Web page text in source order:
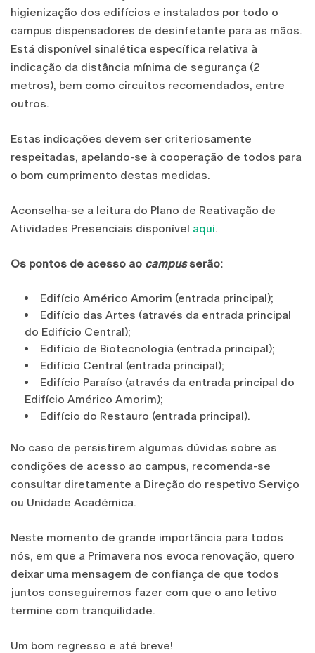
higienização dos edifícios e instalados por todo o
campus dispensadores de desinfetante para as mãos.
Está disponível sinalética específica relativa à
indicação da distância mínima de segurança (2
metros), bem como circuitos recomendados, entre
outros.
Estas indicações devem ser criteriosamente
respeitadas, apelando-se à cooperação de todos para
o bom cumprimento destas medidas.
Aconselha-se a leitura do Plano de Reativação de
Atividades Presenciais disponível aqui.
Os pontos de acesso ao campusserão:
Edifício Américo Amorim (entrada principal);
Edifício das Artes (através da entrada principal
do Edifício Central);
Edifício de Biotecnologia (entrada principal);
Edifício Central (entrada principal);
Edifício Paraíso (através da entrada principal do
Edifício Américo Amorim);
Edifício do Restauro (entrada principal).
No caso de persistirem algumas dúvidas sobre as
condições de acesso ao campus, recomenda-se
consultar diretamente a Direção do respetivo Serviço
ou Unidade Académica.
Neste momento de grande importância para todos
nós, em que a Primavera nos evoca renovação, quero
deixar uma mensagem de confiança de que todos
juntos conseguiremos fazer com que o ano letivo
termine com tranquilidade.
Um bom regresso e até breve!